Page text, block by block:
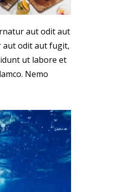
aut odit aut
aut odit aut fugit,
ut labore et
Nemo